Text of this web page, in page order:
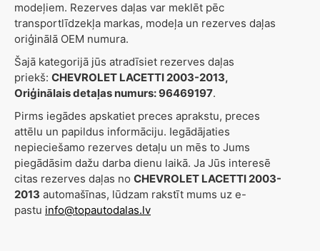
modeļiem. Rezerves daļas var meklēt pēc
transportlīdzekļa markas, modeļa un rezerves daļas
oriģinālā OEM numura.
Šajā kategorijā jūs atradīsiet rezerves daļas
priekš: CHEVROLET LACETTI 2003-2013,
Oriģinālais detaļas numurs: 96469197.
Pirms iegādes apskatiet preces aprakstu, preces
attēlu un papildus informāciju. Iegādājaties
nepieciešamo rezerves detaļu un mēs to Jums
piegādāsim dažu darba dienu laikā. Ja Jūs interesē
citas rezerves daļas no CHEVROLET LACETTI 2003-
2013 automašīnas, lūdzam rakstīt mums uz e-
pastu info@topautodalas.lv